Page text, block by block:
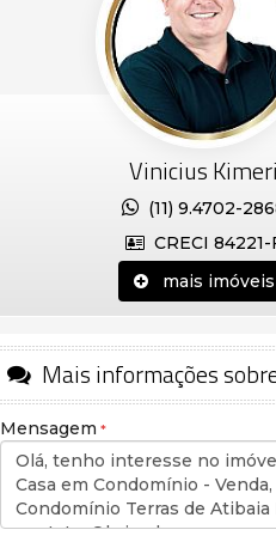
Vinicius Kimeri
(11) 9.4702-
CRECI 84221-
mais imóveis
Mais informações
Mensagem